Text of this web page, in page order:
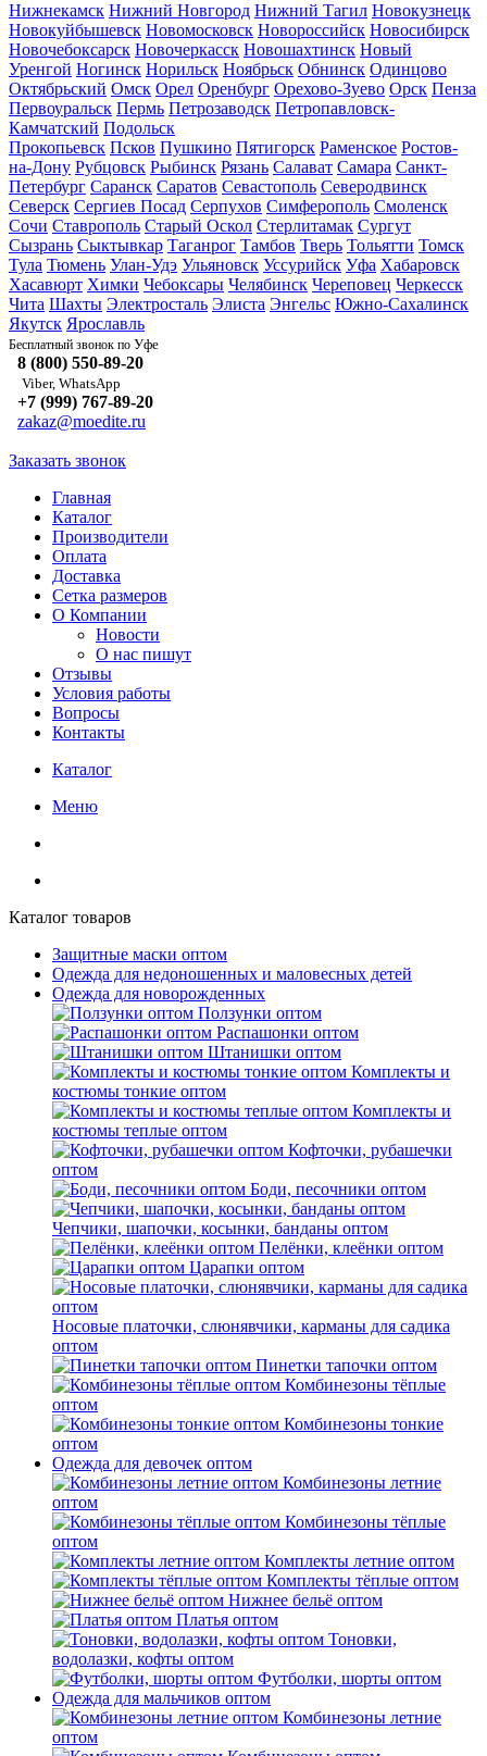
Нижнекамск Нижний Новгород Нижний Тагил Новокузнецк
Новокуйбышевск Новомосковск Новороссийск Новосибирск
Новочебоксарск Новочеркасск Новошахтинск Новый
Уренгой Ногинск Норильск Ноябрьск Обнинск Одинцово
Октябрьский Омск Орел Оренбург Орехово-Зуево Орск Пенза
Первоуральск Пермь Петрозаводск Петропавловск-
Камчатский Подольск
Прокопьевск Псков Пушкино Пятигорск Раменское Ростов-
на-Дону Рубцовск Рыбинск Рязань Салават Самара Санкт-
Петербург Саранск Саратов Севастополь Северодвинск
Северск Сергиев Посад Серпухов Симферополь Смоленск
Сочи Ставрополь Старый Оскол Стерлитамак Сургут
Сызрань Сыктывкар Таганрог Тамбов Тверь Тольятти Томск
Тула Тюмень Улан-Удэ Ульяновск Уссурийск Уфа Хабаровск
Хасавюрт Химки Чебоксары Челябинск Череповец Черкесск
Чита Шахты Электросталь Элиста Энгельс Южно-Сахалинск
Якутск Ярославль
Бесплатный звонок по Уфе
8 (800) 550-89-20
Viber, WhatsApp
+7 (999) 767-89-20
zakaz@moedite.ru
Заказать звонок
Главная
Каталог
Производители
Оплата
Доставка
Сетка размеров
О Компании
Новости
О нас пишут
Отзывы
Условия работы
Вопросы
Контакты
Каталог
Меню
Каталог товаров
Защитные маски оптом
Одежда для недоношенных и маловесных детей
Одежда для новорожденных
Ползунки оптом
Распашонки оптом
Штанишки оптом
Комплекты и
костюмы тонкие оптом
Комплекты и
костюмы теплые оптом
Кофточки, рубашечки
оптом
Боди, песочники оптом
Чепчики, шапочки, косынки, банданы оптом
Пелёнки, клеёнки оптом
Царапки оптом
Носовые платочки, слюнявчики, карманы для садика
оптом
Пинетки тапочки оптом
Комбинезоны тёплые
оптом
Комбинезоны тонкие
оптом
Одежда для девочек оптом
Комбинезоны летние
оптом
Комбинезоны тёплые
оптом
Комплекты летние оптом
Комплекты тёплые оптом
Нижнее бельё оптом
Платья оптом
Тоновки,
водолазки, кофты оптом
Футболки, шорты оптом
Одежда для мальчиков оптом
Комбинезоны летние
оптом